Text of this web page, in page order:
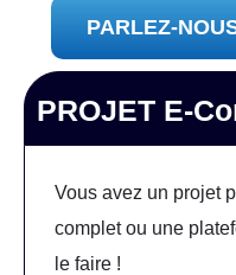
PARLEZ-
PROJET E-
Vous avez un projet
complet ou une
le faire !